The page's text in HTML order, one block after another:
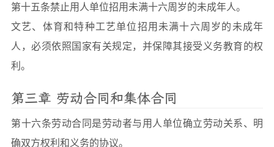
第十五条禁止用人单位招用未满十六周岁的未成年人。
文艺、体育和特种工艺单位招用未满十六周岁的未成年
人，必须依照国家有关规定，并保障其接受义务教育的权
利。
第三章 劳动合同和集体合同
第十六条劳动合同是劳动者与用人单位确立劳动关系、明
确双方权利和义务的协议。